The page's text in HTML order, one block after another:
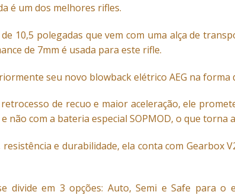
é um dos melhores rifles.
10,5 polegadas que vem com uma alça de
de 7mm é usada para este rifle.
seu novo blowback elétrico AEG na forma
de recuo e maior aceleração, ele
não com a bateria especial SOPMOD, o que torna
resistência e durabilidade, ela conta com Gearbox
divide em 3 opções: Auto, Semi e Safe para o